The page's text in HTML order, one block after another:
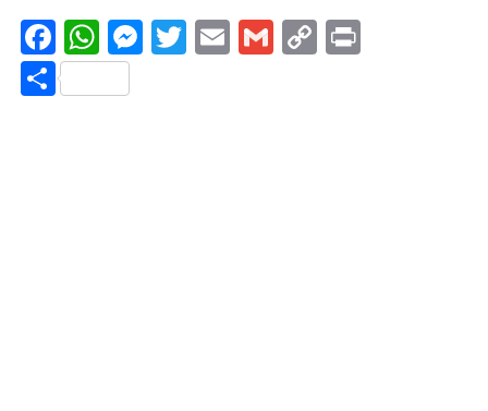
Facebook
WhatsApp
Messenger
Twitter
EmailGmail
Copy
Share